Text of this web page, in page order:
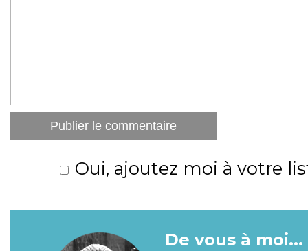
Oui, ajoutez moi à votre
De vous à moi...